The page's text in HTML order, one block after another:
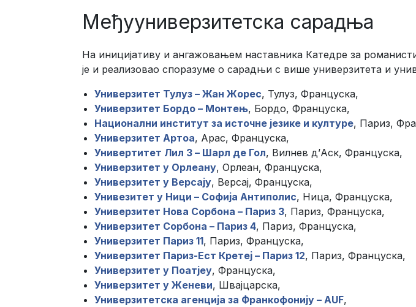
Међууниверзитетска сарадња
На иницијативу и ангажовањем наставника Катедре за
је и реализовао споразуме о сарадњи с више универзитета и
Универзитет Тулуз – Жан Жорес, Тулуз, Француска,
Универзитет Бордо – Монтењ, Бордо, Француска,
Национални институт за источне језике и културе, Париз,
Универзитет Артоа, Арас, Француска,
Универтитет Лил 3 – Шарл де Гол, Вилнев д’Аск, Француска,
Универзитет у Орлеану, Орлеан, Француска,
Универзитет у Версају, Версај, Француска,
Унивезитет у Ници – Софија Антиполис, Ница, Француска,
Универзитет Нова Сорбона – Париз 3, Париз, Француска,
Универзитет Сорбона – Париз 4, Париз, Француска,
Универзитет Париз 11, Париз, Француска,
Универзитет Париз-Ест Кретеј – Париз 12, Париз, Француска,
Универзитет у Поатјеу, Француска,
Универзитет у Женеви, Швајцарска,
Универзитетска агенција за Франкофонију – AUF,